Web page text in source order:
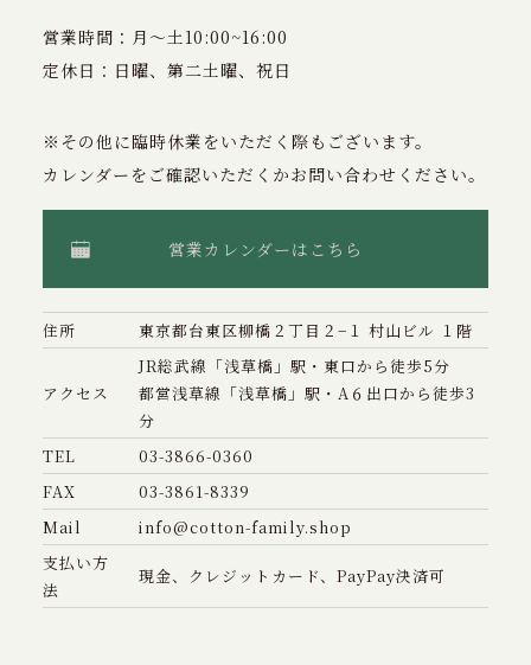
営業時間：月〜土10:00~16:00
定休日：日曜、第二土曜、祝日
※その他に臨時休業をいただく際もございます。
カレンダーをご確認いただくかお問い合わせください。
営業カレンダーはこちら
住所 東京都台東区柳橋２丁目２−１ 村山ビル １階
アクセス
JR総武線「浅草橋」駅・東口から徒歩5分
都営浅草線「浅草橋」駅・A６出口から徒歩3
分
TEL
03-3866-0360
FAX
03-3861-8339
Mail
info@cotton-family.shop
支払い方
法
現金、クレジットカード、PayPay決済可